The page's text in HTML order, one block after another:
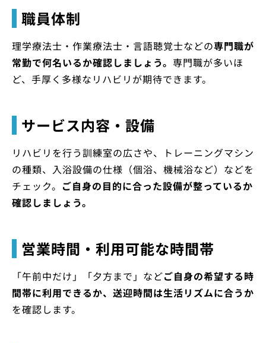
職員体制
理学療法士・作業療法士・言語聴覚士などの専門職が
常勤で何名いるか確認しましょう。 専門職が多いほ
ど、手厚く多様なリハビリが期待できます。
サービス内容・設備
リハビリを行う訓練室の広さや、トレーニングマシン
の種類、入浴設備の仕様（個浴、機械浴など）などを
チェック。 ご自身の目的に合った設備が整っているか
確認しましょう。
営業時間・利用可能な時間帯
「午前中だけ」「夕方まで」などご自身の希望する時
間帯に利用できるか、送迎時間は生活リズムに合うか
を確認します。